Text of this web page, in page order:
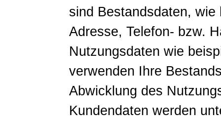
sind Bestandsdaten,
Adresse, Telefon- bzw.
Nutzungsdaten wie
verwenden Ihre
Abwicklung des
Kundendaten werden